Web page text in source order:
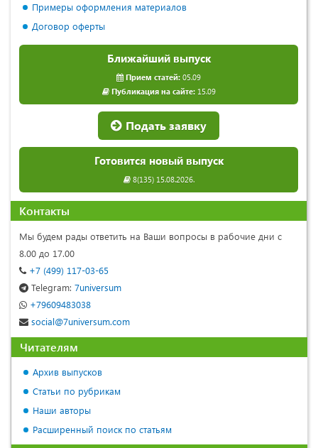
Примеры оформления материалов
Договор оферты
Ближайший выпуск
Прием статей: 05.09
Публикация на сайте:15.09
Подать заявку
Готовится новый выпуск
8(135) 15.08.2026.
Контакты
Мы будем рады ответить на Ваши вопросы в рабочие дни с
8.00 до 17.00
+7 (499) 117-03-65
Telegram: 7universum
+79609483038
social@7universum.com
Читателям
Архив выпусков
Статьи по рубрикам
Наши авторы
Расширенный поиск по статьям